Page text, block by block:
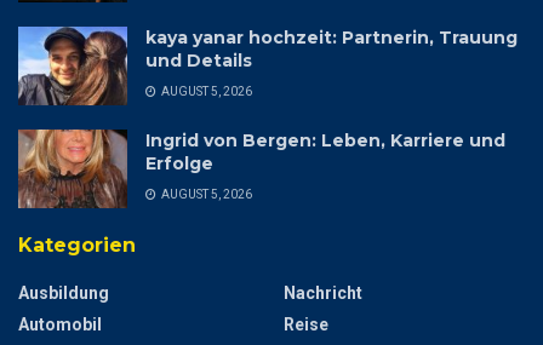
kaya yanar hochzeit: Partnerin, Trauung
und Details
AUGUST 5, 2026
Ingrid von Bergen: Leben, Karriere und
Erfolge
AUGUST 5, 2026
Kategorien
Ausbildung
Automobil
Nachricht
Reise